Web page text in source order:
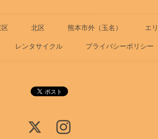
北区 熊本市外（玉名） エ
レンタサイクル プライバシーポリシー